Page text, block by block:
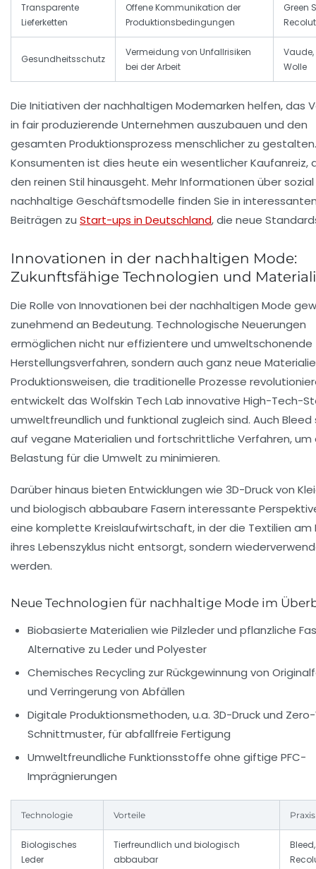
Transparente
Lieferketten
Offene Kommunikation der
Produktionsbedingungen
Green
Gesundheitsschutz
Vermeidung von Unfallrisiken
bei der Arbeit
Vaude,
Wolle
Die Initiativen der nachhaltigen Modemarken helfen, das
in fair produzierende Unternehmen auszubauen und den
gesamten Produktionsprozess menschlicher zu
Konsumenten ist dies heute ein wesentlicher Kaufanreiz,
den reinen Stil hinausgeht. Mehr Informationen über sozial
nachhaltige Geschäftsmodelle finden Sie in
Beiträgen zu Start-ups in Deutschland, die neue
Innovationen in der nachhaltigen Mode:
Zukunftsfähige Technologien und
Die Rolle von Innovationen bei der nachhaltigen Mode
zunehmend an Bedeutung. Technologische Neuerungen
ermöglichen nicht nur effizientere und umweltschonende
Herstellungsverfahren, sondern auch ganz neue
Produktionsweisen, die traditionelle Prozesse
entwickelt das Wolfskin Tech Lab innovative High-Tech-
umweltfreundlich und funktional zugleich sind. Auch Bleed
auf vegane Materialien und fortschrittliche Verfahren, um
Belastung für die Umwelt zu minimieren.
Darüber hinaus bieten Entwicklungen wie 3D-Druck von
und biologisch abbaubare Fasern interessante
eine komplette Kreislaufwirtschaft, in der die Textilien am
ihres Lebenszyklus nicht entsorgt, sondern
werden.
Neue Technologien für nachhaltige Mode im
Biobasierte Materialien wie Pilzleder und pflanzliche
Alternative zu Leder und Polyester
Chemisches Recycling zur Rückgewinnung von
und Verringerung von Abfällen
Digitale Produktionsmethoden, u.a. 3D-Druck und
Schnittmuster, für abfallfreie Fertigung
Umweltfreundliche Funktionsstoffe ohne giftige PFC-
Imprägnierungen
Technologie Vorteile
Biologisches
Leder
Tierfreundlich und biologisch
abbaubar
Bleed,